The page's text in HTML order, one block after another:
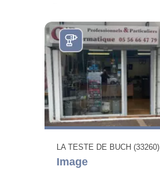
LA TESTE DE BUCH (33260)
Image